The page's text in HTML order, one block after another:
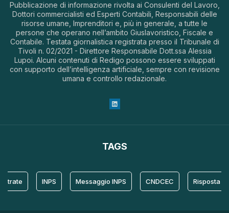
Pubblicazione di informazione rivolta ai Consulenti del Lavoro,
Dottori commercialisti ed Esperti Contabili, Responsabili delle
risorse umane, Imprenditori e, più in generale, a tutte le
persone che operano nell’ambito Giuslavoristico, Fiscale e
Contabile. Testata giornalistica registrata presso il Tribunale di
Tivoli n. 02/2021 - Direttore Responsabile Dott.ssa Alessia
Lupoi. Alcuni contenuti di Redigo possono essere sviluppati
con supporto dell’intelligenza artificiale, sempre con revisione
umana e controllo redazionale.
TAGS
Messaggio INPS CNDCEC Risposta